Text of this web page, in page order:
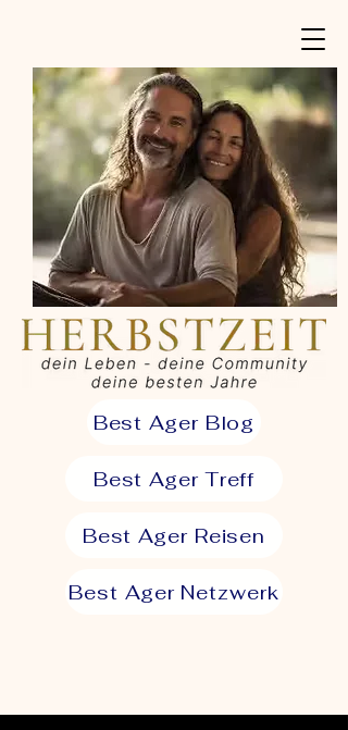
Best Ager Blog
Best Ager Treff
Best Ager Reisen
Best Ager Netzwerk